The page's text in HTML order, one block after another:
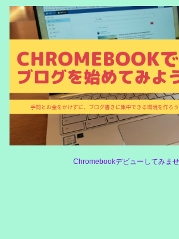
Chromebookデビューしてみま